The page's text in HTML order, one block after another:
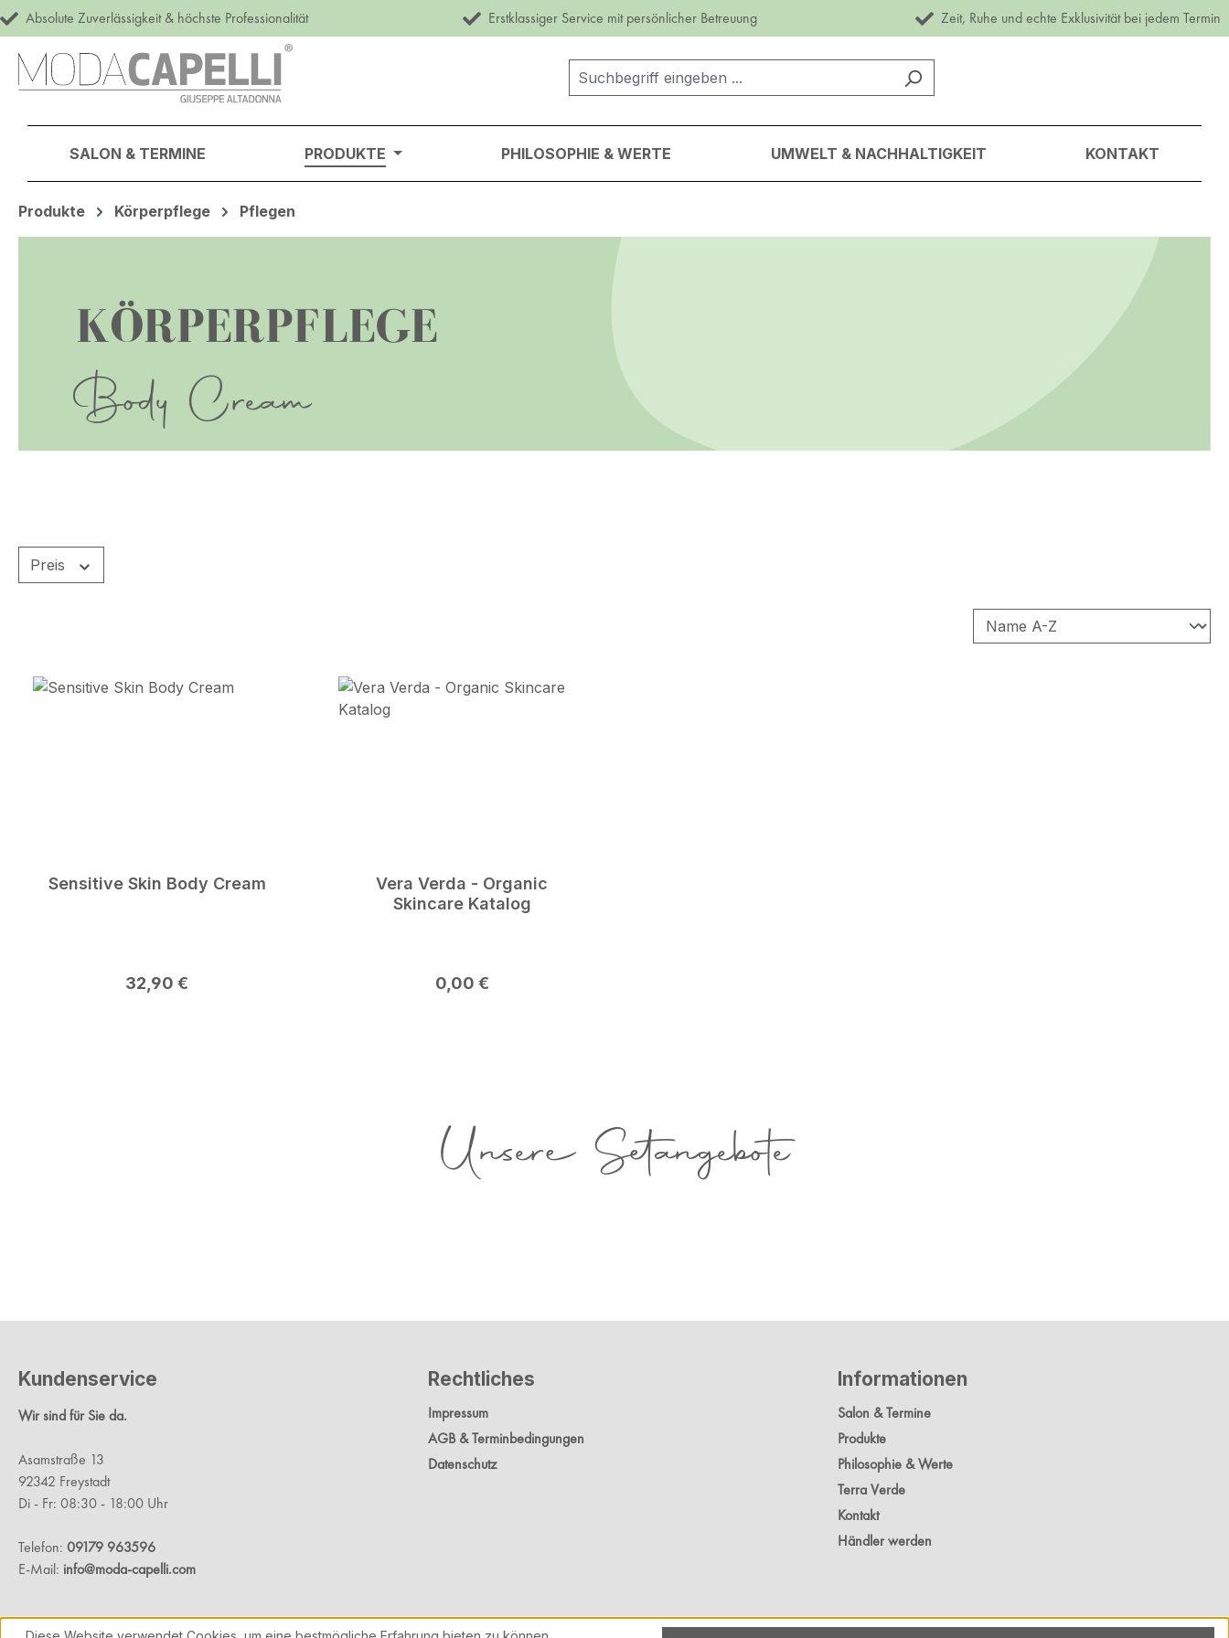
Hauptinhalt springen
Zur Suche springen
Zur Hauptnavigation springen
Absolute Zuverlässigkeit & höchste Professionalität Erstklassiger Service mit persönlicher Betreuung Zeit, Ruhe und echte Exklusivität bei jedem Termin
SALON & TERMINE PRODUKTE PHILOSOPHIE & WERTE UMWELT & NACHHALTIGKEIT KONTAKT
Produkte Körperpflege Pflegen
KÖRPERPFLEGE
Body Cream
Preis
Sensitive Skin Body Cream
Regulärer Preis:
32,90 €
Vera Verda - Organic
Skincare Katalog
Regulärer Preis:
0,00 €
Unsere Setangebote
Kundenservice
Wir sind für Sie da.
Asamstraße 13
92342 Freystadt
Di - Fr: 08:30 - 18:00 Uhr
Telefon: 09179 963596
E-Mail: info@moda-capelli.com
Rechtliches
Impressum
AGB & Terminbedingungen
Datenschutz
Informationen
Salon & Termine
Produkte
Philosophie & Werte
Terra Verde
Kontakt
Händler werden